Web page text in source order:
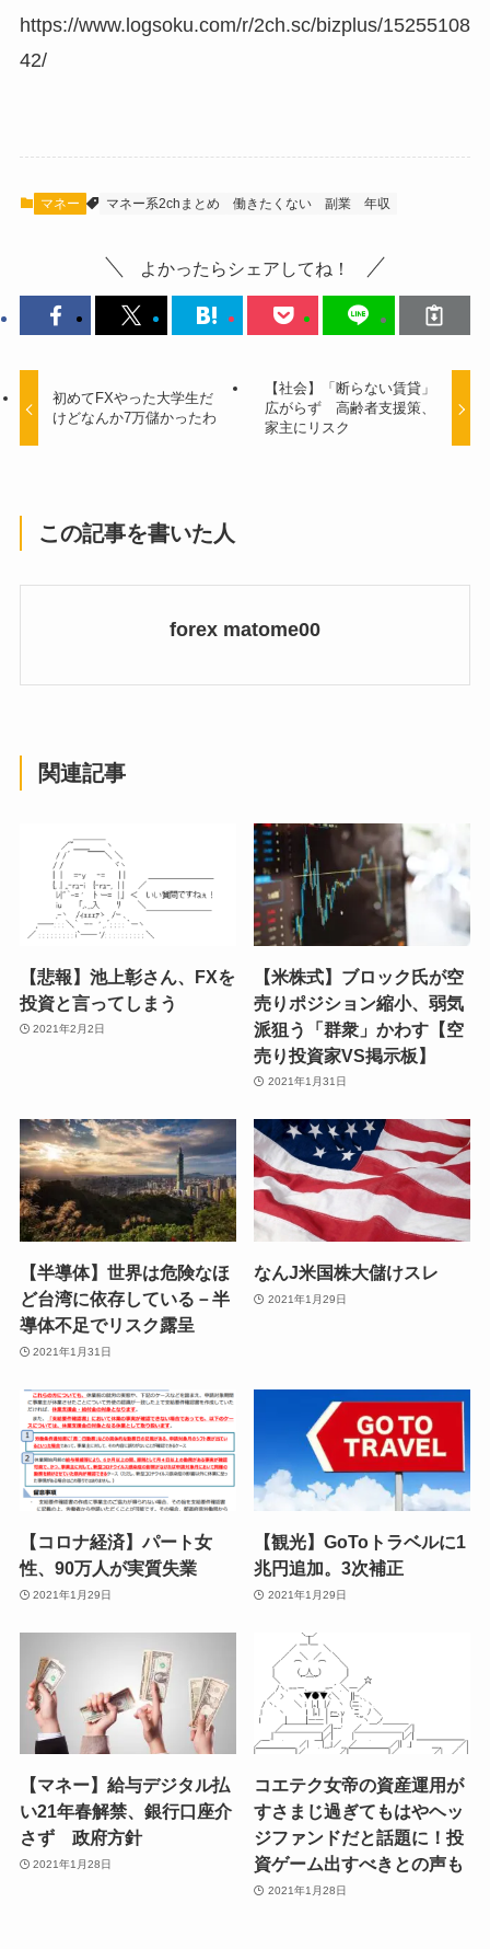
https://www.logsoku.com/r/2ch.sc/bizplus/15255108
42/
マネー マネー系2chまとめ 働きたくない 副業 年収
よかったらシェアしてね！
初めてFXやった大学生だ
けどなんか7万儲かったわ
【社会】「断らない賃貸」
広がらず 高齢者支援策、
家主にリスク
この記事を書いた人
forex matome00
関連記事
【悲報】池上彰さん、FXを
投資と言ってしまう
2021年2月2日
【米株式】ブロック氏が空
売りポジション縮小、弱気
派狙う「群衆」かわす【空
売り投資家VS掲示板】
2021年1月31日
【半導体】世界は危険なほ
ど台湾に依存している－半
導体不足でリスク露呈
2021年1月31日
なんJ米国株大儲けスレ
2021年1月29日
【コロナ経済】パート女
性、90万人が実質失業
2021年1月29日
【観光】GoToトラベルに1
兆円追加。3次補正
2021年1月29日
【マネー】給与デジタル払
い21年春解禁、銀行口座介
さず 政府方針
2021年1月28日
コエテク女帝の資産運用が
すさまじ過ぎてもはやヘッ
ジファンドだと話題に！投
資ゲーム出すべきとの声も
2021年1月28日